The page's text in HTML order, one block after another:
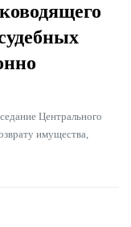
Центрального
имущества,